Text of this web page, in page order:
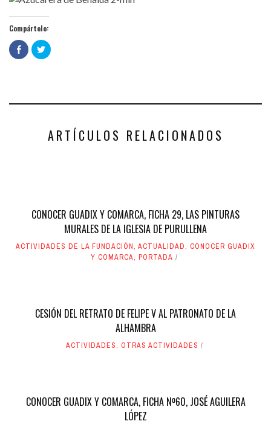
Compártelo:
Haz
clic
para
en
Haz
clic
en
ARTÍCULOS RELACIONADOS
CONOCER GUADIX Y COMARCA, FICHA 29, LAS PINTURAS
MURALES DE LA IGLESIA DE PURULLENA
ACTIVIDADES DE LA FUNDACIÓN, ACTUALIDAD, CONOCER GUADIX
Y COMARCA, PORTADA
CESIÓN DEL RETRATO DE FELIPE V AL PATRONATO DE LA
ALHAMBRA
ACTIVIDADES, OTRAS ACTIVIDADES
CONOCER GUADIX Y COMARCA, FICHA Nº60, JOSÉ AGUILERA
LÓPEZ